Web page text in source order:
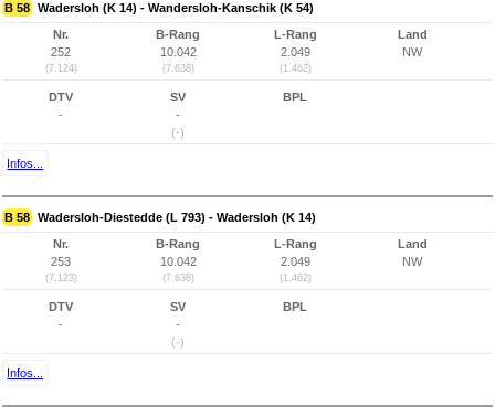
B 58 Wadersloh (K 14) - Wandersloh-Kanschik (K 54)
Nr.
252
(7.124)
B-Rang
10.042
(7.638)
L-Rang
2.049
(1.462)
Land
NW
DTV
-
SV
-
(-)
BPL
Infos...
B 58 Wadersloh-Diestedde (L 793) - Wadersloh (K 14)
Nr.
253
(7.123)
B-Rang
10.042
(7.638)
L-Rang
2.049
(1.462)
Land
NW
DTV
-
SV
-
(-)
BPL
Infos...